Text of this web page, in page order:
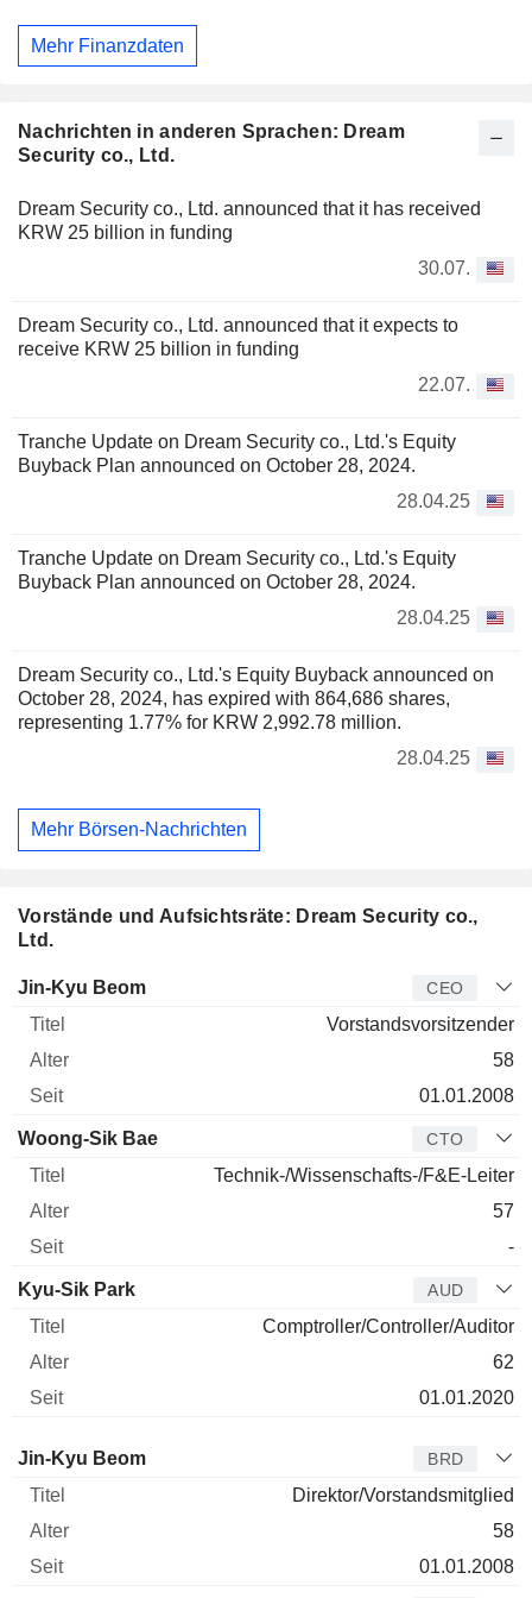
Nachrichten in anderen Sprachen: Dream
Security co., Ltd.
Dream Security co., Ltd. announced that it has received
KRW 25 billion in funding
30.07.
Dream Security co., Ltd. announced that it expects to
receive KRW 25 billion in funding
22.07.
Tranche Update on Dream Security co., Ltd.'s Equity
Buyback Plan announced on October 28, 2024.
28.04.25
Tranche Update on Dream Security co., Ltd.'s Equity
Buyback Plan announced on October 28, 2024.
28.04.25
Dream Security co., Ltd.'s Equity Buyback announced on
October 28, 2024, has expired with 864,686 shares,
representing 1.77% for KRW 2,992.78 million.
28.04.25
Mehr Börsen-Nachrichten
Vorstände und Aufsichtsräte: Dream Security co.,
Ltd.
Manager Titel
Jin-Kyu Beom CEO
Vorstandsvorsitzender
58
01.01.2008
Woong-Sik Bae CTO
Technik-/Wissenschafts-/F&E-Leiter
57
-
Kyu-Sik Park AUD
Comptroller/Controller/Auditor
62
01.01.2020
Verwaltungsratsmitglied
Jin-Kyu Beom BRD
Direktor/Vorstandsmitglied
58
01.01.2008
Mehr Finanzdaten